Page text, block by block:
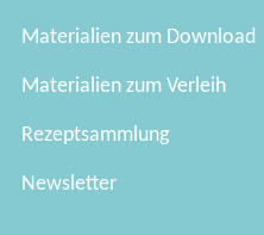
Materialien zum Download
Materialien zum Verleih
Rezeptsammlung
Newsletter